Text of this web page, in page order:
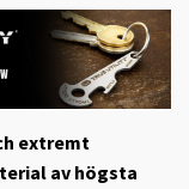
extremt
av högsta